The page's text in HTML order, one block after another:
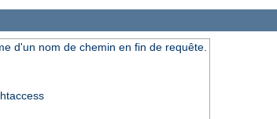
d'un nom de chemin en fin de requête.